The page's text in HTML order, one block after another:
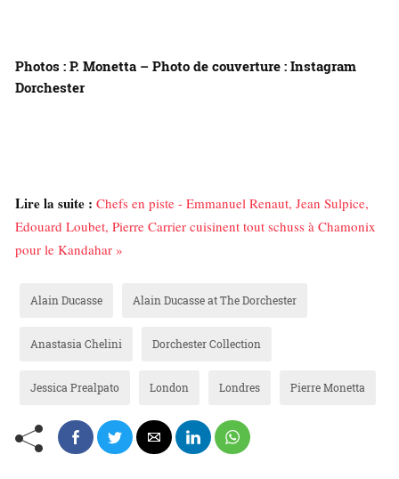
Photos : P. Monetta – Photo de couverture : Instagram
Dorchester
Lire la suite : Chefs en piste - Emmanuel Renaut, Jean Sulpice,
Edouard Loubet, Pierre Carrier cuisinent tout schuss à Chamonix
pour le Kandahar »
Alain Ducasse Alain Ducasse at The Dorchester
Anastasia Chelini Dorchester Collection
Jessica Prealpato London Londres Pierre Monetta